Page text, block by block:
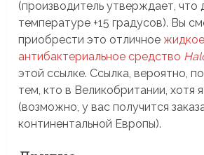
(производитель утверждает, что
температуре +15 градусов). Вы
приобрести это отличное жидкое
антибактериальное средство
этой ссылке. Ссылка, вероятно,
тем, кто в Великобритании, хотя
(возможно, у вас получится
континентальной Европы).